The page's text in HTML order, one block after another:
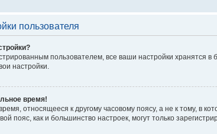
пользователя
пользователем, все ваши настройки хранятся
настройки.
время!
относящееся к другому часовому поясу, а не к тому, в
пояс, как и большинство настроек, могут только